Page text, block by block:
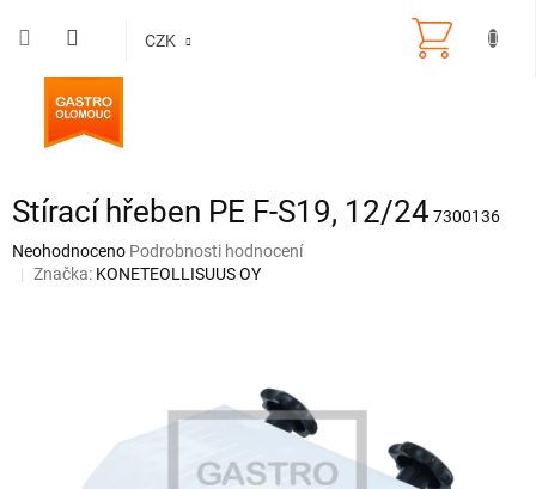
CZK
Stírací hřeben PE F-S19, 12/24 7300136
Průměrné
hodnocení
Neohodnoceno Podrobnosti hodnocení
Značka: KONETEOLLISUUS OY